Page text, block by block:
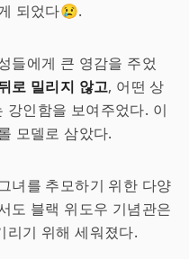
되었다😢.
들에게 큰 영감을 주었
로 밀리지 않고, 어떤 상
강인함을 보여주었다. 이
모델로 삼았다.
녀를 추모하기 위한 다양
도 블랙 위도우 기념관은
리기 위해 세워졌다.